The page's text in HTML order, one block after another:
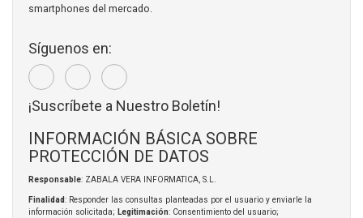
smartphones del mercado.
Síguenos en:
¡Suscríbete a Nuestro Boletín!
INFORMACIÓN BÁSICA SOBRE
PROTECCIÓN DE DATOS
Responsable: ZABALA VERA INFORMATICA, S.L.
Finalidad: Responder las consultas planteadas por el usuario y enviarle la
información solicitada; Legitimación: Consentimiento del usuario;